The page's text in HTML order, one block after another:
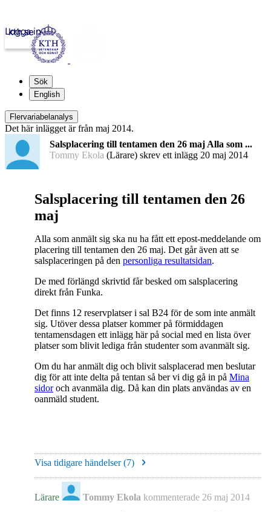
kth.se
Logga in
Sök
English
Flervariabelanalys
Det här inlägget är från maj 2014.
Salsplacering till tentamen den 26 maj Alla som ...
Tommy Ekola (Lärare) skrev ett inlägg 20 maj 2014
Salsplacering till tentamen den 26
maj
Alla som anmält sig ska nu ha fått ett epost-meddelande om
placering till tentamen den 26 maj. Det går även att se
salsplaceringen på den personliga resultatsidan.
De med förlängd skrivtid får besked om salsplacering
direkt från Funka.
Det finns 12 reservplatser i sal B24 för de som inte anmält
sig. Utöver dessa platser kommer på förmiddagen
tentamensdagen ett inlägg här på social med en lista över
platser som blivit lediga från studenter som avanmält sig.
Om du har anmält dig och blivit salsplacerad men beslutar
dig för att inte delta på tentan så ber vi dig gå in på Mina
sidoroch avanmäla dig. Då kan din plats användas av en
oanmäld student.
Visa tidigare händelser (7)
Lärare Tommy Ekola kommenterade 26 maj 2014